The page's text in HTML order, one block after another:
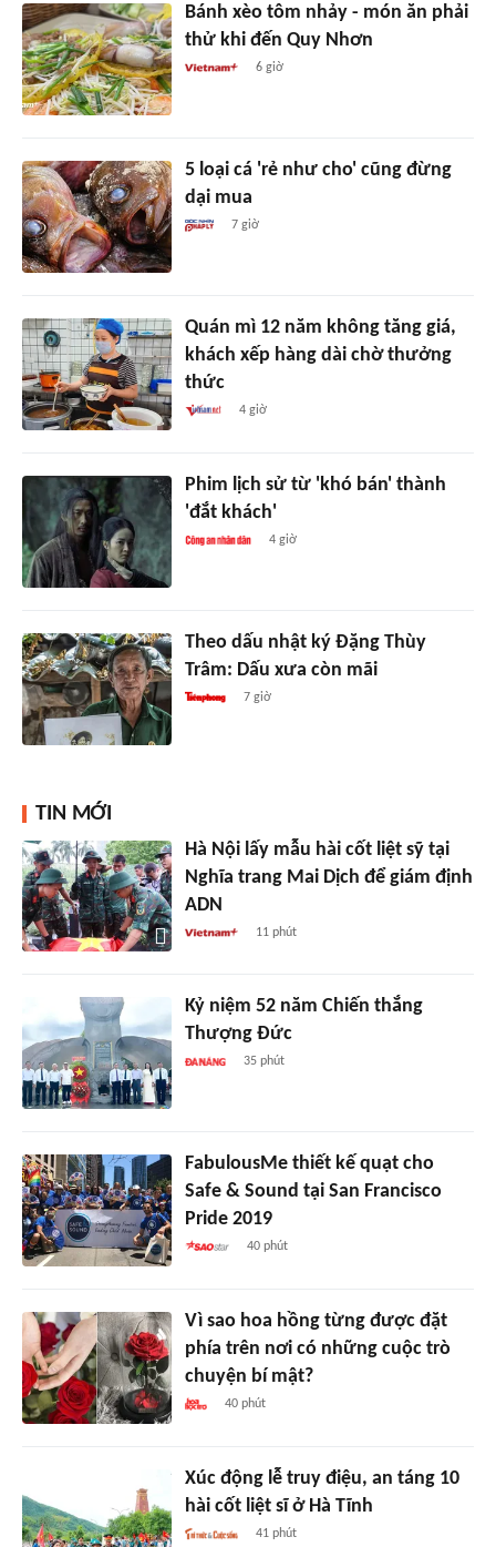
Bánh xèo tôm nhảy - món ăn phải
thử khi đến Quy Nhơn
6 giờ
5 loại cá 'rẻ như cho' cũng đừng
dại mua
7 giờ
Quán mì 12 năm không tăng giá,
khách xếp hàng dài chờ thưởng
thức
4 giờ
Phim lịch sử từ 'khó bán' thành
'đắt khách'
4 giờ
Theo dấu nhật ký Đặng Thùy
Trâm: Dấu xưa còn mãi
7 giờ
TIN MỚI
Hà Nội lấy mẫu hài cốt liệt sỹ tại
Nghĩa trang Mai Dịch để giám định
ADN
11 phút
Kỷ niệm 52 năm Chiến thắng
Thượng Đức
35 phút
FabulousMe thiết kế quạt cho
Safe & Sound tại San Francisco
Pride 2019
40 phút
Vì sao hoa hồng từng được đặt
phía trên nơi có những cuộc trò
chuyện bí mật?
40 phút
Xúc động lễ truy điệu, an táng 10
hài cốt liệt sĩ ở Hà Tĩnh
41 phút